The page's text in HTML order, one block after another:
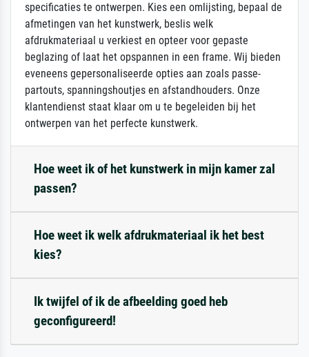
specificaties te ontwerpen. Kies een omlijsting, bepaal de
afmetingen van het kunstwerk, beslis welk
afdrukmateriaal u verkiest en opteer voor gepaste
beglazing of laat het opspannen in een frame. Wij bieden
eveneens gepersonaliseerde opties aan zoals passe-
partouts, spanningshoutjes en afstandhouders. Onze
klantendienst staat klaar om u te begeleiden bij het
ontwerpen van het perfecte kunstwerk.
Hoe weet ik of het kunstwerk in mijn kamer zal
passen?
Hoe weet ik welk afdrukmateriaal ik het best
kies?
Ik twijfel of ik de afbeelding goed heb
geconfigureerd!